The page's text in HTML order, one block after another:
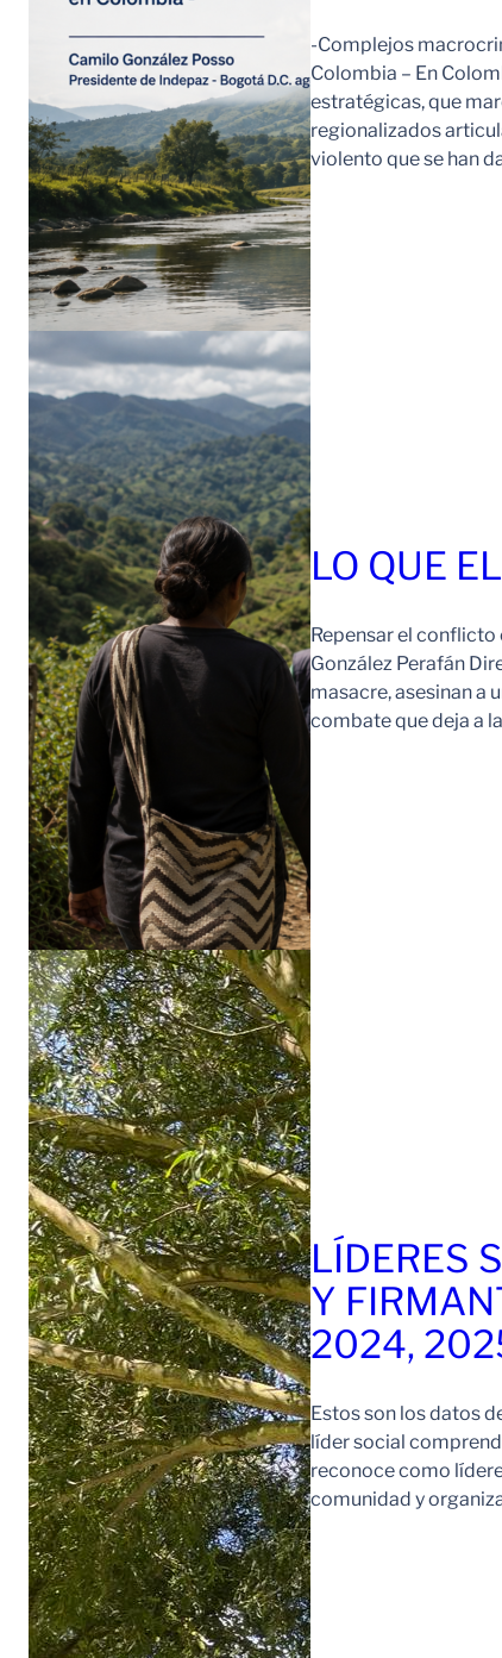
-Complejos
Colombia – En
estratégicas, que
regionalizados
violento que se han
LO QUE
Repensar el
González Perafán
masacre, asesinan a
combate que deja a
LÍDERES
Y
2024,
Estos son los datos
líder social
reconoce como
comunidad y